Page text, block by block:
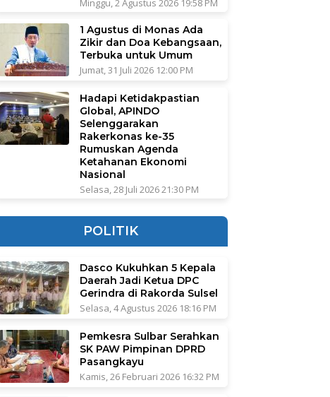
Minggu, 2 Agustus 2026 19:58 PM
1 Agustus di Monas Ada
Zikir dan Doa Kebangsaan,
Terbuka untuk Umum
Jumat, 31 Juli 2026 12:00 PM
Hadapi Ketidakpastian
Global, APINDO
Selenggarakan
Rakerkonas ke-35
Rumuskan Agenda
Ketahanan Ekonomi
Nasional
Selasa, 28 Juli 2026 21:30 PM
POLITIK
Dasco Kukuhkan 5 Kepala
Daerah Jadi Ketua DPC
Gerindra di Rakorda Sulsel
Selasa, 4 Agustus 2026 18:16 PM
Pemkesra Sulbar Serahkan
SK PAW Pimpinan DPRD
Pasangkayu
Kamis, 26 Februari 2026 16:32 PM